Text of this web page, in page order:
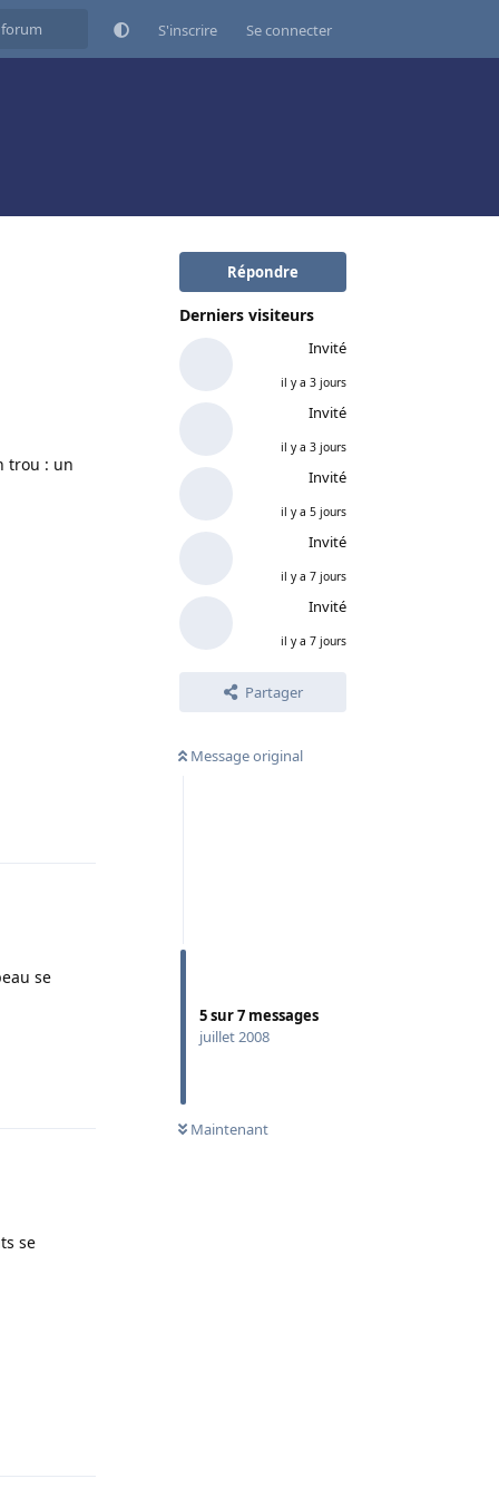
S'inscrire Se connecter
Répondre
Derniers visiteurs
Invité
il y a 3 jours
Invité
il y a 3 jours
Invité
il y a 5 jours
Invité
il y a 7 jours
Invité
il y a 7 jours
Partager
Message original
5sur7 messages
juillet 2008
Maintenant
trou : un
se
se